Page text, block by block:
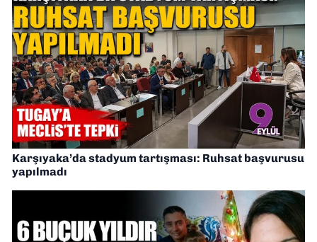
Karşıyaka’da stadyum tartışması: Ruhsat başvurusu
yapılmadı